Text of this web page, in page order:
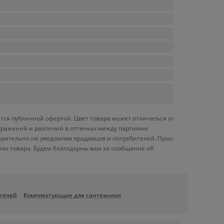
публичной офертой. Цвет товара может отличаться от
и различий в оттенках между партиями
не уведомляя продавцов и потребителей. Просим
товара. Будем благодарны вам за сообщение об
Комплектующие для сантехники